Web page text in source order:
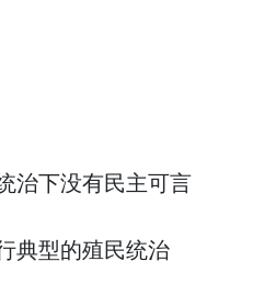
下没有民主可言
型的殖民统治